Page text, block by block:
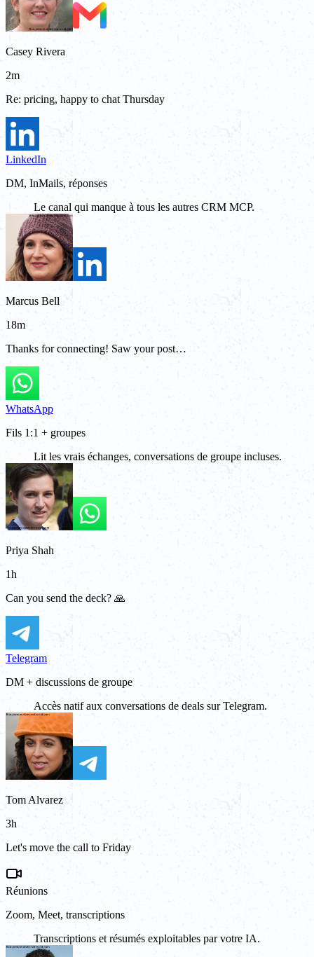
Casey Rivera
2m
Re: pricing, happy to chat Thursday
LinkedIn
DM, InMails, réponses
Le canal qui manque à tous les autres CRM MCP.
Marcus Bell
18m
Thanks for connecting! Saw your post…
WhatsApp
Fils 1:1 + groupes
Lit les vrais échanges, conversations de groupe incluses.
Priya Shah
1h
Can you send the deck? 🙏
Telegram
DM + discussions de groupe
Accès natif aux conversations de deals sur Telegram.
Tom Alvarez
3h
Let's move the call to Friday
Réunions
Zoom, Meet, transcriptions
Transcriptions et résumés exploitables par votre IA.